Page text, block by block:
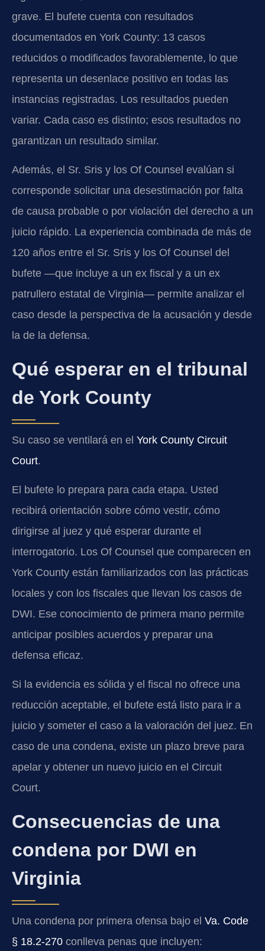
grave. El bufete cuenta con resultados
documentados en York County: 13 casos
reducidos o modificados favorablemente, lo que
representa un desenlace positivo en todas las
instancias registradas. Los resultados pueden
variar. Cada caso es distinto; esos resultados no
garantizan un resultado similar.
Además, el Sr. Sris y los Of Counsel evalúan si
corresponde solicitar una desestimación por falta
de causa probable o por violación del derecho a un
juicio rápido. La experiencia combinada de más de
120 años entre el Sr. Sris y los Of Counsel del
bufete —que incluye a un ex fiscal y a un ex
patrullero estatal de Virginia— permite analizar el
caso desde la perspectiva de la acusación y desde
la de la defensa.
Qué esperar en el tribunal
de York County
Su caso se ventilará en el York County Circuit
Court.
El bufete lo prepara para cada etapa. Usted
recibirá orientación sobre cómo vestir, cómo
dirigirse al juez y qué esperar durante el
interrogatorio. Los Of Counsel que comparecen en
York County están familiarizados con las prácticas
locales y con los fiscales que llevan los casos de
DWI. Ese conocimiento de primera mano permite
anticipar posibles acuerdos y preparar una
defensa eficaz.
Si la evidencia es sólida y el fiscal no ofrece una
reducción aceptable, el bufete está listo para ir a
juicio y someter el caso a la valoración del juez. En
caso de una condena, existe un plazo breve para
apelar y obtener un nuevo juicio en el Circuit
Court.
Consecuencias de una
condena por DWI en
Virginia
Una condena por primera ofensa bajo el Va. Code
§ 18.2‑270 conlleva penas que incluyen: